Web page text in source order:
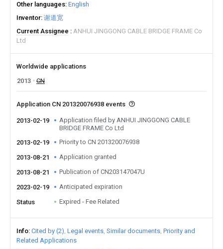
Other languages English
Inventor 谢道宽
Current Assignee
ANHUI JINGGONG CABLE BRIDGE FRAME Co
Ltd
Worldwide applications
2013
CN
Application CN 201320076938 events
2013-02-19
Application filed by ANHUI JINGGONG CABLE
BRIDGE FRAME Co Ltd
2013-02-19
Priority to CN 201320076938
2013-08-21 Application granted
2013-08-21 Publication of CN203147047U
2023-02-19 Anticipated expiration
Status Expired - Fee Related
Info Cited by (2) Legal events Similar documents Priority and
Related Applications